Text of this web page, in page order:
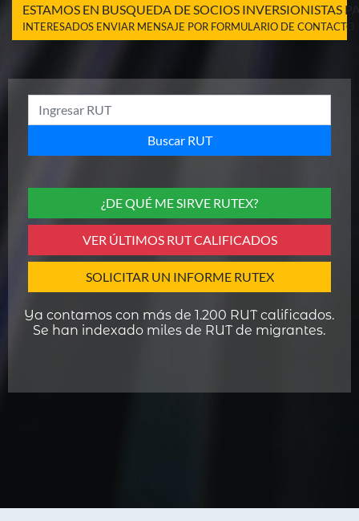
ESTAMOS EN BUSQUEDA DE SOCIOS INVERSIONISTAS
INTERESADOS ENVIAR MENSAJE POR FORMULARIO DE CONTACTO
Buscar RUT
¿DE QUÉ ME SIRVE RUTEX?
VER ÚLTIMOS RUT CALIFICADOS
SOLICITAR UN INFORME RUTEX
Ya contamos con más de 1.200 RUT calificados.
Se han indexado miles de RUT de migrantes.